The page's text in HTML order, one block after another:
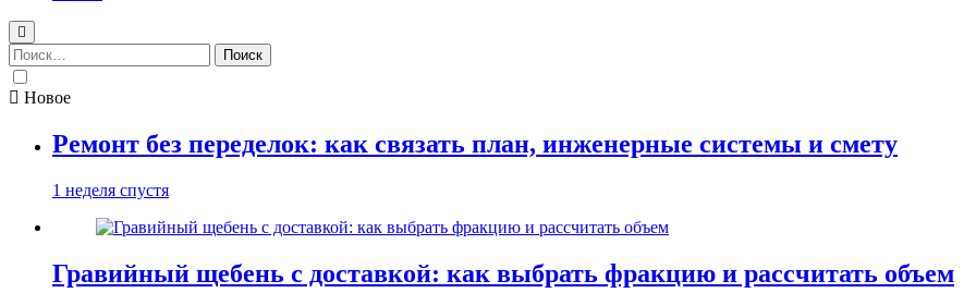
Найти:
Новое
Ремонт без переделок: как связать план, инженерные системы и смету
1 неделя спустя
Гравийный щебень с доставкой: как выбрать фракцию и рассчитать объем